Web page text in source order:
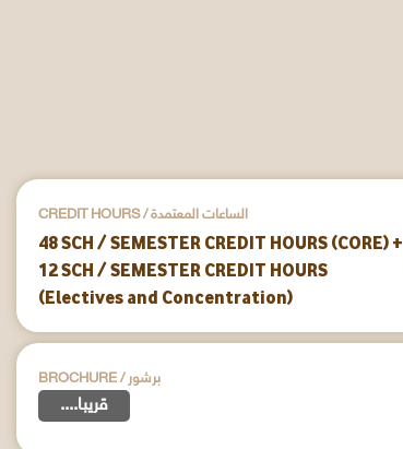
CREDIT HOURS / الساعات المعتمدة
48 SCH / SEMESTER CREDIT HOURS (CORE) +
12 SCH / SEMESTER CREDIT HOURS
(Electives and Concentration)
BROCHURE / برشور
....قريبا